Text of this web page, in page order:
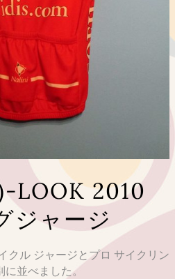
LOOK 2010
ジャージ
クル ジャージとプロ サイクリン
並べました。